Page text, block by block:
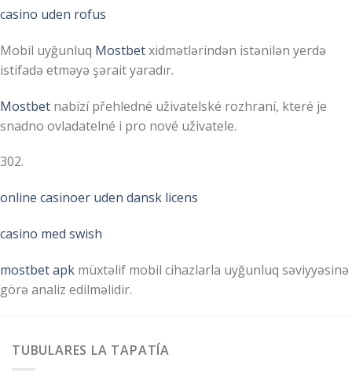
casino uden rofus
Mobil uyğunluq Mostbetxidmətlərindən istənilən yerdə
istifadə etməyə şərait yaradır.
Mostbet nabízí přehledné uživatelské rozhraní, které je
snadno ovladatelné i pro nové uživatele.
302.
online casinoer uden dansk licens
casino med swish
mostbet apk müxtəlif mobil cihazlarla uyğunluq səviyyəsinə
görə analiz edilməlidir.
TUBULARES LA TAPATÍA